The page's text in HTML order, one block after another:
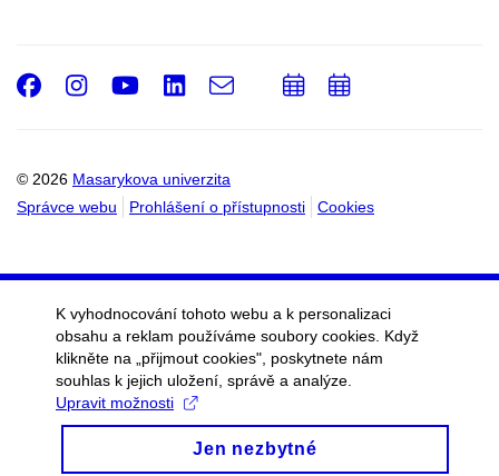
© 2026 Masarykova univerzita
Správce webu
Prohlášení o přístupnosti Cookies
Facebook
Instagram
Youtube
LinkedIn
e-
PřidatPřidat
K vyhodnocování tohoto webu a k personalizaci
obsahu a reklam používáme soubory cookies. Když
klikněte na „přijmout cookies", poskytnete nám
souhlas k jejich uložení, správě a analýze.
Upravit možnosti
Jen nezbytné